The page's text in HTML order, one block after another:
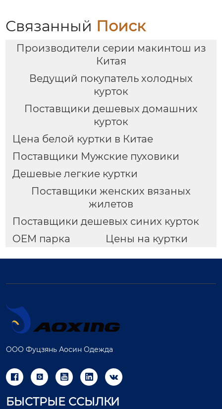
Связанный Поиск
Производители серии макинтош из
Китая
Ведущий покупатель холодных
курток
Поставщики дешевых домашних
курток
Цена белой куртки в Китае
Поставщики Мужские пуховики
Дешевые легкие куртки
Поставщики женских вязаных
жилетов
Поставщики дешевых синих курток
OEM парка
Цены на куртки
ООО Фуцзянь Аосин Одежда
    
БЫСТРЫЕ ССЫЛКИ